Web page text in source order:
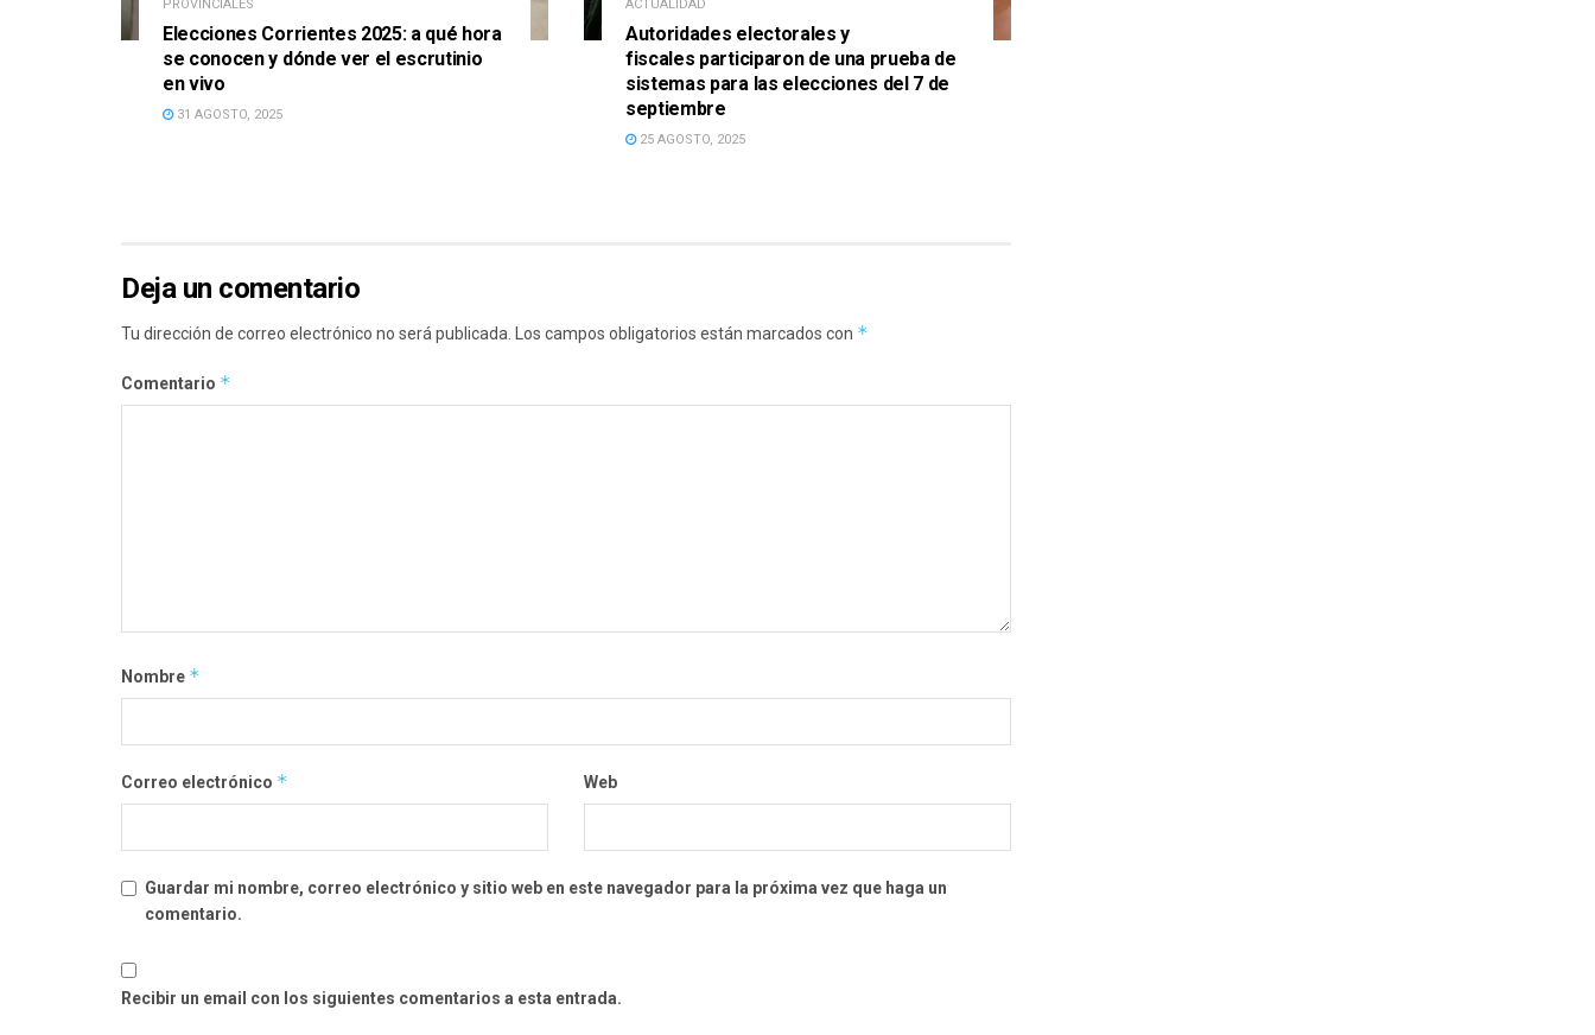
PROVINCIALES
Elecciones Corrientes 2025: a qué hora
se conocen y dónde ver el escrutinio
en vivo
31 AGOSTO, 2025
ACTUALIDAD
Autoridades electorales y
fiscales participaron de una prueba de
sistemas para las elecciones del 7 de
septiembre
25 AGOSTO, 2025
Deja un comentario
Tu dirección de correo electrónico no será publicada. Los campos obligatorios están marcados con *
Comentario *
Nombre *
Correo electrónico * Web
Guardar mi nombre, correo electrónico y sitio web en este navegador para la próxima vez que haga un
comentario.
Recibir un email con los siguientes comentarios a esta entrada.